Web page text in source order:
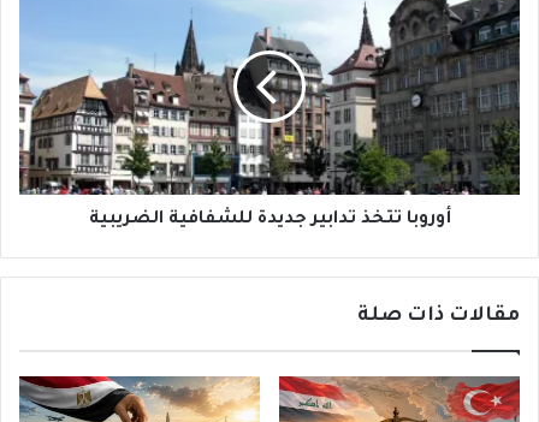
تتخذ
تدابير
جديدة
للشفافية
الضريبية
أوروبا تتخذ تدابير جديدة للشفافية الضريبية
مقالات ذات صلة